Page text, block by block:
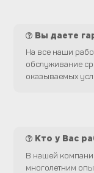
Вы даете
На все наши
обслуживание
оказываемых
Кто у Вас
В нашей
многолетним